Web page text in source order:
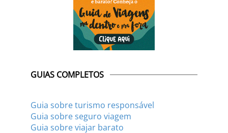
GUIAS COMPLETOS
Guia sobre turismo responsável
Guia sobre seguro viagem
Guia sobre viajar barato